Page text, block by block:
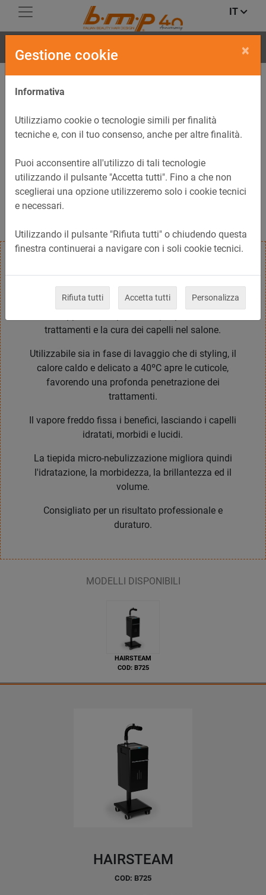
IT
HAIRSTEAM
Previous
vapore caldo e freddo grazie alla sua tecnologia
ad ultrasuoni.
trattamenti e la cura dei capelli nel salone.
Utilizzabile sia in fase di lavaggio che di styling, il
calore caldo e delicato a 40ºC apre le cuticole,
favorendo una profonda penetrazione dei
trattamenti.
Il vapore freddo fissa i benefici, lasciando i capelli
idratati, morbidi e lucidi.
La tiepida micro-nebulizzazione migliora quindi
l'idratazione, la morbidezza, la brillantezza ed il
volume.
Consigliato per un risultato professionale e
duraturo.
MODELLI DISPONIBILI
HAIRSTEAM
COD: B725
HAIRSTEAM
COD: B725
Gestione cookie ×
Informativa
Utilizziamo cookie o tecnologie simili per finalità
tecniche e, con il tuo consenso, anche per altre finalità.
Puoi acconsentire all'utilizzo di tali tecnologie
utilizzando il pulsante "Accetta tutti". Fino a che non
sceglierai una opzione utilizzeremo solo i cookie tecnici
e necessari.
Utilizzando il pulsante "Rifiuta tutti" o chiudendo questa
finestra continuerai a navigare con i soli cookie tecnici.
Rifiuta tutti Accetta tutti Personalizza